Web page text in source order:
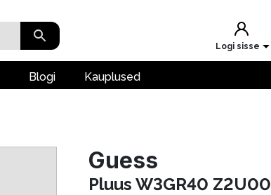
Logi sisse
Blogi Kauplused
Guess
Pluus W3GR40 Z2U00